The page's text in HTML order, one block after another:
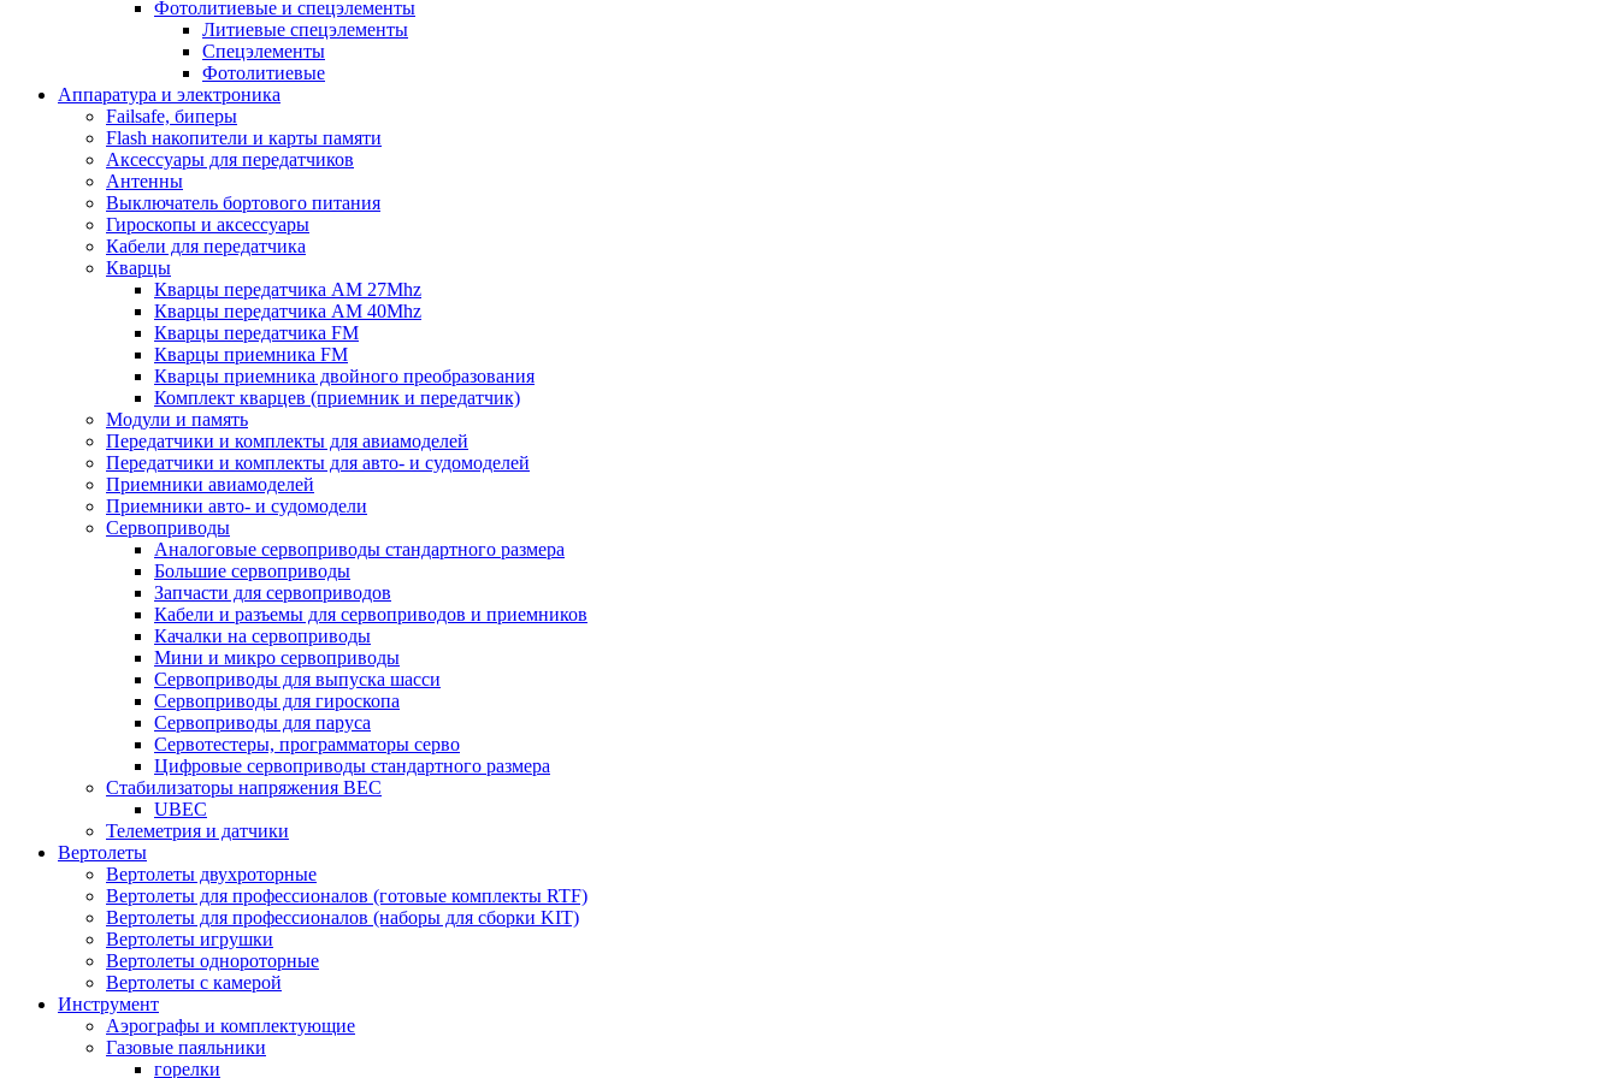
Фотолитиевые и спецэлементы
Литиевые спецэлементы
Спецэлементы
Фотолитиевые
Аппаратура и электроника
Failsafe, биперы
Flash накопители и карты памяти
Аксессуары для передатчиков
Антенны
Выключатель бортового питания
Гироскопы и аксессуары
Кабели для передатчика
Кварцы
Кварцы передатчика AM 27Mhz
Кварцы передатчика AM 40Mhz
Кварцы передатчика FM
Кварцы приемника FM
Кварцы приемника двойного преобразования
Комплект кварцев (приемник и передатчик)
Модули и память
Передатчики и комплекты для авиамоделей
Передатчики и комплекты для авто- и судомоделей
Приемники авиамоделей
Приемники авто- и судомодели
Сервоприводы
Аналоговые сервоприводы стандартного размера
Большие сервоприводы
Запчасти для сервоприводов
Кабели и разъемы для сервоприводов и приемников
Качалки на сервоприводы
Мини и микро сервоприводы
Сервоприводы для выпуска шасси
Сервоприводы для гироскопа
Сервоприводы для паруса
Сервотестеры, программаторы серво
Цифровые сервоприводы стандартного размера
Стабилизаторы напряжения BEC
UBEC
Телеметрия и датчики
Вертолеты
Вертолеты двухроторные
Вертолеты для профессионалов (готовые комплекты RTF)
Вертолеты для профессионалов (наборы для сборки KIT)
Вертолеты игрушки
Вертолеты однороторные
Вертолеты с камерой
Инструмент
Аэрографы и комплектующие
Газовые паяльники
горелки